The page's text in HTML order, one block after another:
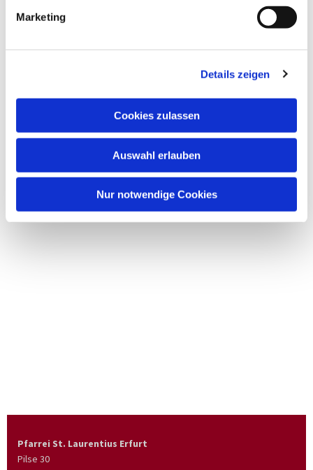
Marketing
Details zeigen
Cookies zulassen
Auswahl erlauben
Nur notwendige Cookies
Dies könnte Sie auch
Pfarrei St. Laurentius Erfurt
Pilse 30